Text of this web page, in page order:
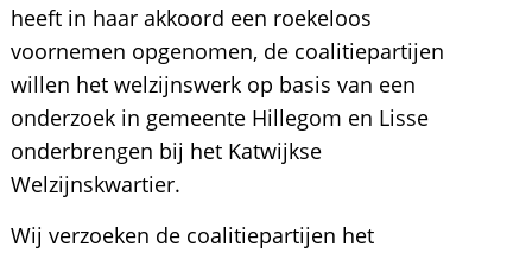
heeft in haar akkoord een roekeloos
voornemen opgenomen, de coalitiepartijen
willen het welzijnswerk op basis van een
onderzoek in gemeente Hillegom en Lisse
onderbrengen bij het Katwijkse
Welzijnskwartier.
Wij verzoeken de coalitiepartijen het